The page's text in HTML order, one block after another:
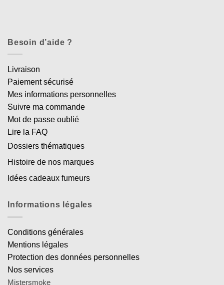
Besoin d’aide ?
Livraison
Paiement sécurisé
Mes informations personnelles
Suivre ma commande
Mot de passe oublié
Lire la FAQ
Dossiers thématiques
Histoire de nos marques
Idées cadeaux fumeurs
Informations légales
Conditions générales
Mentions légales
Protection des données personnelles
Nos services
Mistersmoke